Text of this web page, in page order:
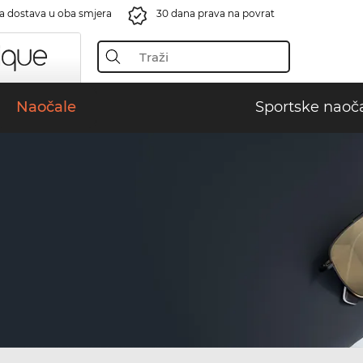
dostava u oba smjera 30 dana prava na povrat
Naočale Sportske